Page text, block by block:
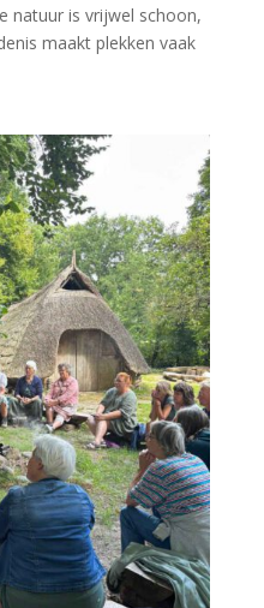
natuur is vrijwel schoon,
maakt plekken vaak